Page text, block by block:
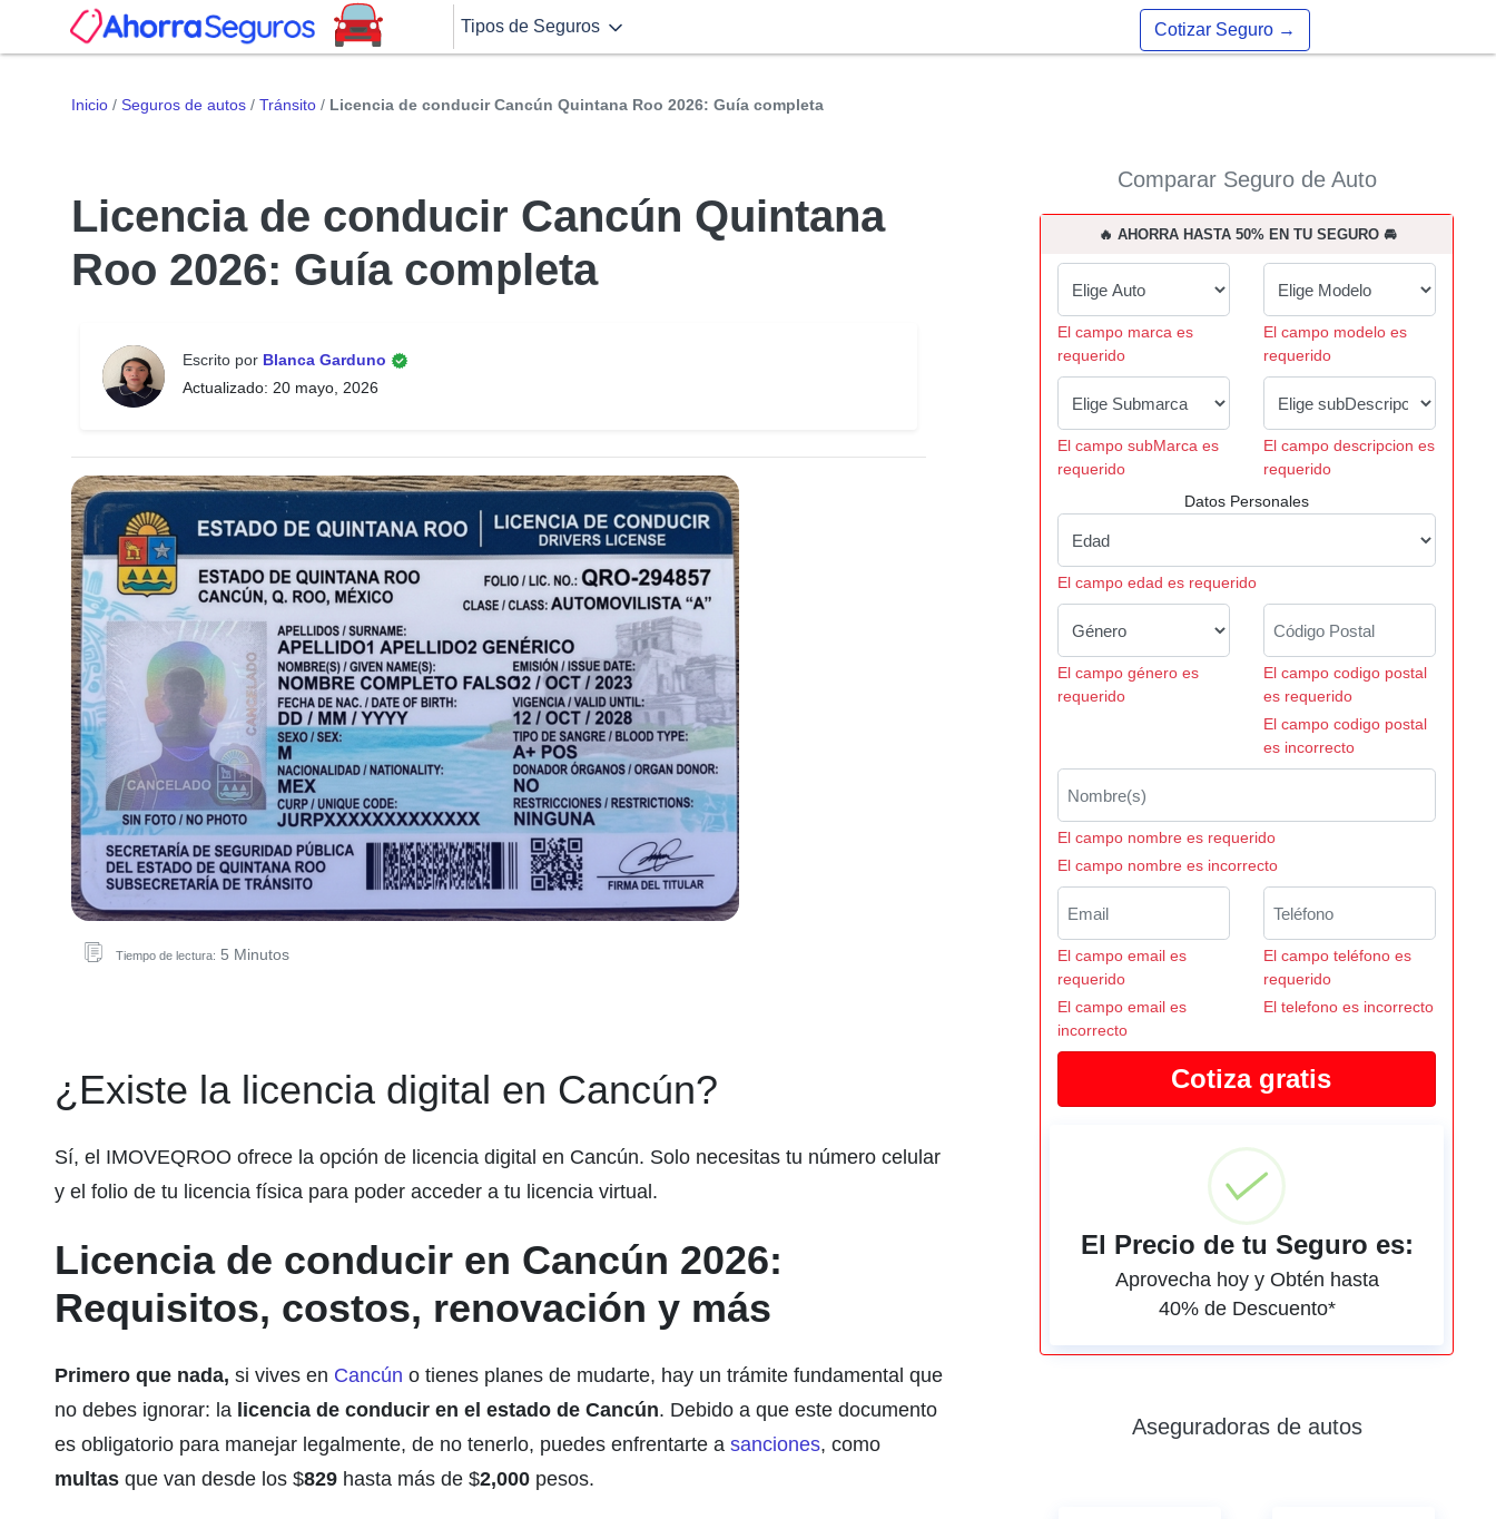
Tipos de Seguros Cotizar Seguro →
Inicio / Seguros de autos / Tránsito / Licencia de conducir Cancún Quintana Roo 2026: Guía completa
Licencia de conducir Cancún Quintana
Roo 2026: Guía completa
Escrito por Blanca Garduno
Actualizado: 20 mayo, 2026
Tiempo de lectura: 5 Minutos
¿Existe la licencia digital en Cancún?
Sí, el IMOVEQROO ofrece la opción de licencia digital en Cancún. Solo necesitas tu número celular
y el folio de tu licencia física para poder acceder a tu licencia virtual.
Licencia de conducir en Cancún 2026:
Requisitos, costos, renovación y más
Primero que nada, si vives en Cancún o tienes planes de mudarte, hay un trámite fundamental que
no debes ignorar: la licencia de conducir en el estado de Cancún. Debido a que este documento
es obligatorio para manejar legalmente, de no tenerlo, puedes enfrentarte a sanciones, como
multas que van desde los $829 hasta más de $2,000 pesos.
Comparar Seguro de Auto
🔥 AHORRA HASTA 50% EN TU SEGURO 🚘
El campo marca es
requerido
El campo modelo es
requerido
El campo subMarca es
requerido
El campo descripcion es
requerido
Datos Personales
El campo edad es requerido
El campo género es
requerido
El campo codigo postal
es requerido
El campo codigo postal
es incorrecto
El campo nombre es requerido
El campo nombre es incorrecto
El campo email es
requerido
El campo email es
incorrecto
El campo teléfono es
requerido
El telefono es incorrecto
El Precio de tu Seguro es:
Aprovecha hoy y Obtén hasta
40% de Descuento*
Aseguradoras de autos